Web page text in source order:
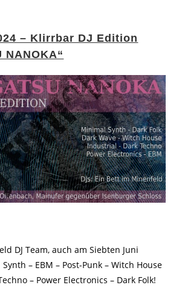
– Klirrbar DJ Edition
NANOKA“
DJ Team, auch am Siebten Juni
– EBM – Post-Punk – Witch House
– Power Electronics – Dark Folk!